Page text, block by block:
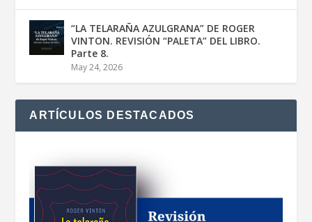
“LA TELARAÑA AZULGRANA” DE ROGER
VINTON. REVISIÓN “PALETA” DEL LIBRO.
Parte 8.
May 24, 2026
ARTÍCULOS DESTACADOS